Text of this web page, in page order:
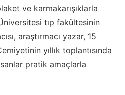
ve karmakarışıklarla
tıp fakültesinin
araştırmacı yazar, 15
yıllık toplantısında
pratik amaçlarla